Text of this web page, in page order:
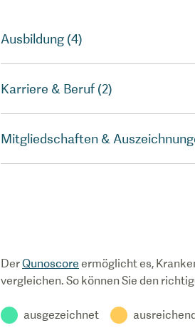
Ausbildung (4)
Karriere & Beruf (2)
Mitgliedschaften &
DerQunoscore ermöglicht es,
vergleichen. So können Sie den
ausgezeichnet